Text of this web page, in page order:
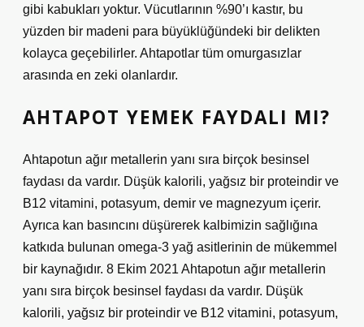
gibi kabukları yoktur. Vücutlarının %90’ı kastır, bu
yüzden bir madeni para büyüklüğündeki bir delikten
kolayca geçebilirler. Ahtapotlar tüm omurgasızlar
arasında en zeki olanlardır.
AHTAPOT YEMEK FAYDALI MI?
Ahtapotun ağır metallerin yanı sıra birçok besinsel
faydası da vardır. Düşük kalorili, yağsız bir proteindir ve
B12 vitamini, potasyum, demir ve magnezyum içerir.
Ayrıca kan basıncını düşürerek kalbimizin sağlığına
katkıda bulunan omega-3 yağ asitlerinin de mükemmel
bir kaynağıdır. 8 Ekim 2021 Ahtapotun ağır metallerin
yanı sıra birçok besinsel faydası da vardır. Düşük
kalorili, yağsız bir proteindir ve B12 vitamini, potasyum,